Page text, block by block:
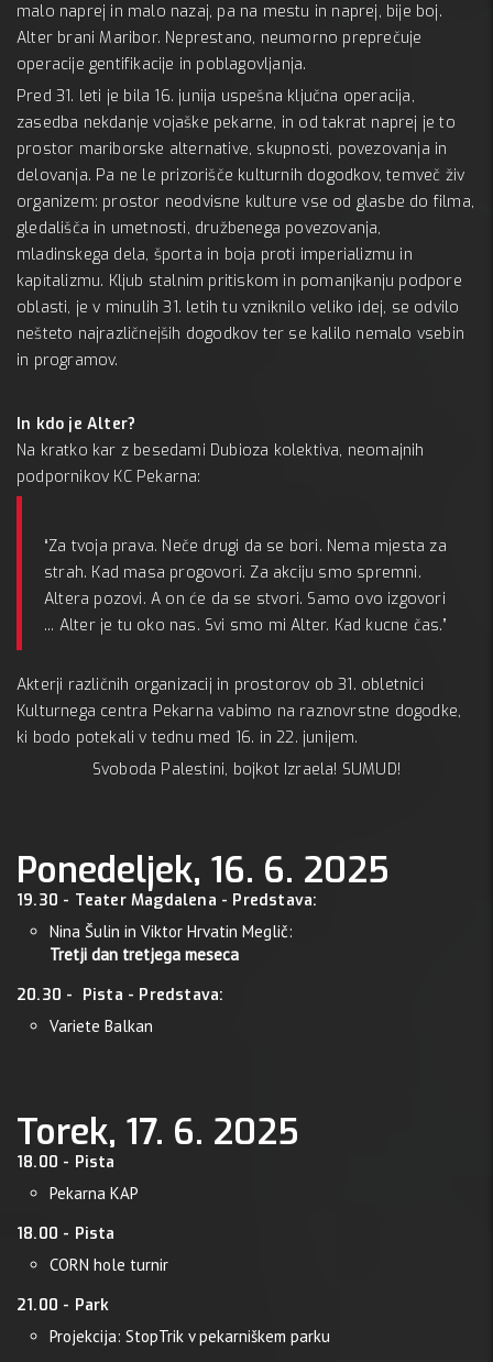
13:00
malo naprej in malo nazaj, pa na mestu in naprej, bije boj.
Alter brani Maribor. Neprestano, neumorno preprečuje
operacije gentifikacije in poblagovljanja.
Pred 31. leti je bila 16. junija uspešna ključna operacija,
zasedba nekdanje vojaške pekarne, in od takrat naprej je to
prostor mariborske alternative, skupnosti, povezovanja in
delovanja. Pa ne le prizorišče kulturnih dogodkov, temveč živ
organizem: prostor neodvisne kulture vse od glasbe do filma,
gledališča in umetnosti, družbenega povezovanja,
mladinskega dela, športa in boja proti imperializmu in
kapitalizmu. Kljub stalnim pritiskom in pomanjkanju podpore
oblasti, je v minulih 31. letih tu vzniknilo veliko idej, se odvilo
nešteto najrazličnejših dogodkov ter se kalilo nemalo vsebin
in programov.
In kdo je Alter?
Na kratko kar z besedami Dubioza kolektiva, neomajnih
podpornikov KC Pekarna:
“Za tvoja prava. Neče drugi da se bori. Nema mjesta za
strah. Kad masa progovori. Za akciju smo spremni.
Altera pozovi. A on će da se stvori. Samo ovo izgovori
... Alter je tu oko nas. Svi smo mi Alter. Kad kucne čas.”
Akterji različnih organizacij in prostorov ob 31. obletnici
Kulturnega centra Pekarna vabimo na raznovrstne dogodke,
ki bodo potekali v tednu med 16. in 22. junijem.
Svoboda Palestini, bojkot Izraela! SUMUD!
Ponedeljek, 16. 6. 2025
19.30 - Teater Magdalena - Predstava:
Nina Šulin in Viktor Hrvatin Meglič:
Tretji dan tretjega meseca
20.30 - Pista - Predstava:
Variete Balkan
Torek, 17. 6. 2025
18.00 - Pista
Pekarna KAP
18.00 - Pista
CORN hole turnir
21.00 - Park
Projekcija: StopTrik v pekarniškem parku